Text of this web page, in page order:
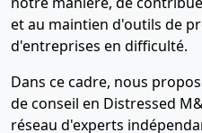
et au maintien d'outils de
d'entreprises en difficulté.
Dans ce cadre, nous
de conseil en Distressed
réseau d'experts